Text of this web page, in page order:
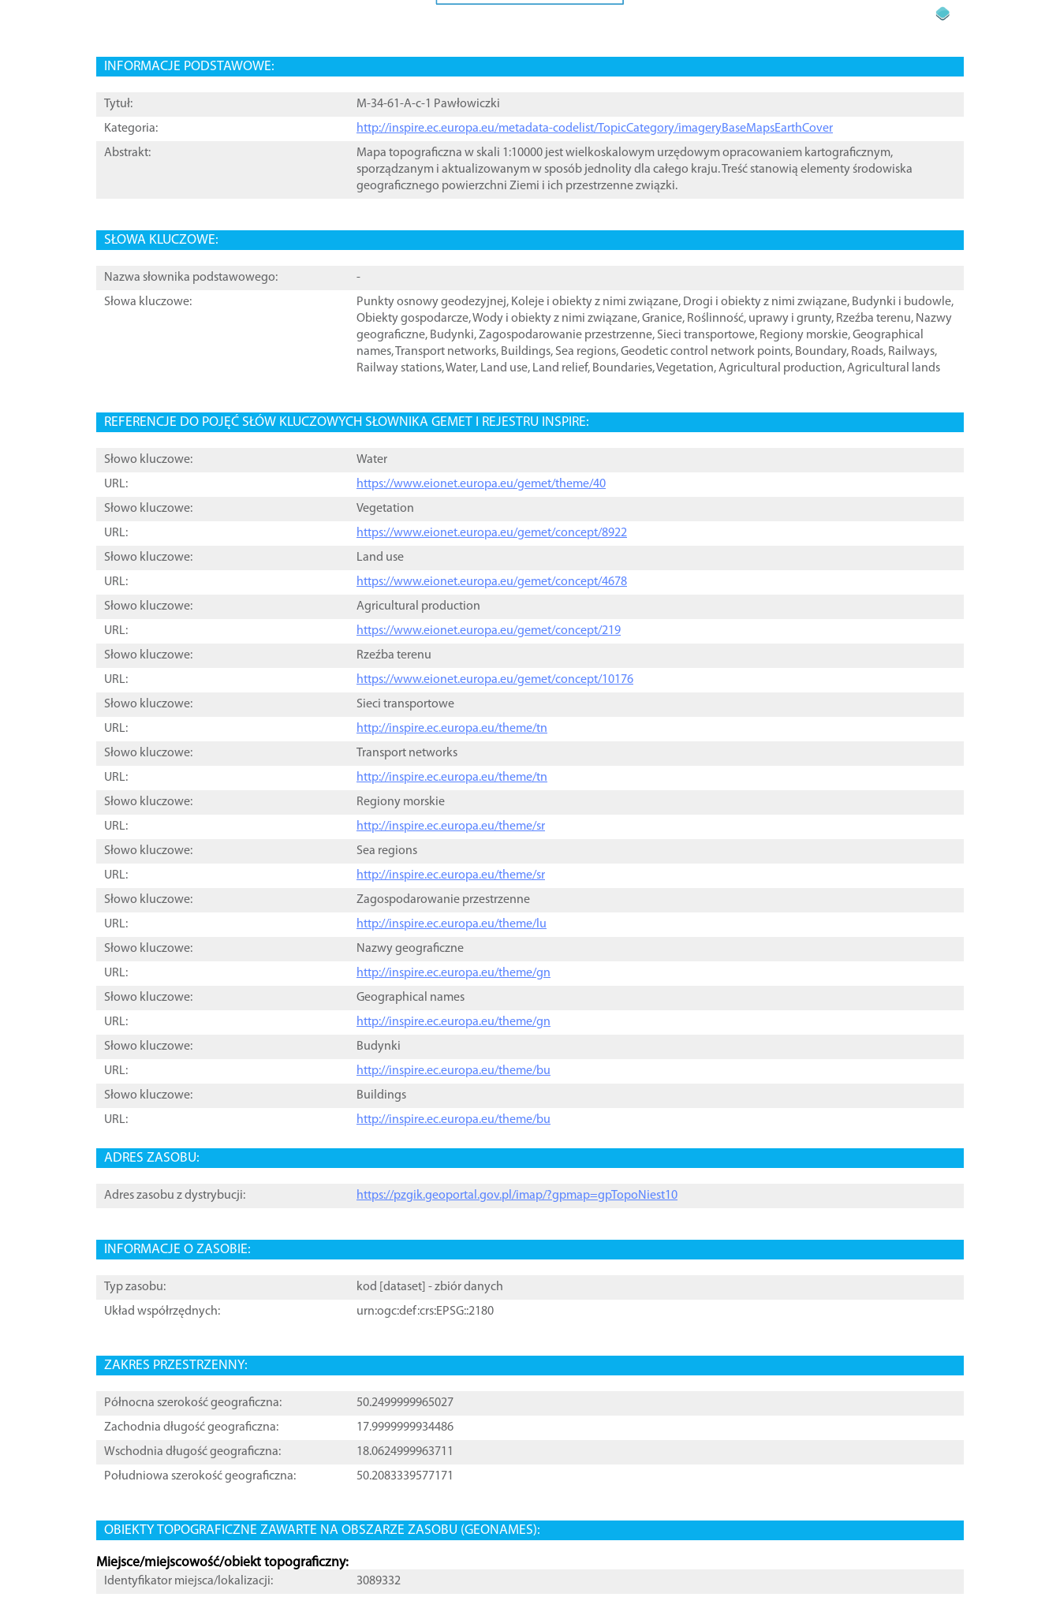
INFORMACJE PODSTAWOWE:
Tytuł:
M-34-61-A-c-1 Pawłowiczki
Kategoria:
http://inspire.ec.europa.eu/metadata-codelist/TopicCategory/imageryBaseMapsEarthCover
Abstrakt:
Mapa topograficzna w skali 1:10000 jest wielkoskalowym urzędowym opracowaniem kartograficznym,
sporządzanym i aktualizowanym w sposób jednolity dla całego kraju. Treść stanowią elementy środowiska
geograficznego powierzchni Ziemi i ich przestrzenne związki.
SŁOWA KLUCZOWE:
Nazwa słownika podstawowego:
-
Słowa kluczowe:
Punkty osnowy geodezyjnej, Koleje i obiekty z nimi związane, Drogi i obiekty z nimi związane, Budynki i budowle,
Obiekty gospodarcze,Wody i obiekty z nimi związane,Granice, Roślinność, uprawy i grunty, Rzeźba terenu, Nazwy
geograficzne, Budynki,Zagospodarowanie przestrzenne, Sieci transportowe, Regiony morskie,Geographical
names,Transport networks, Buildings, Sea regions,Geodetic control network points, Boundary, Roads, Railways,
Railway stations,Water, Land use, Land relief, Boundaries,Vegetation,Agricultural production,Agricultural lands
REFERENCJE DO POJĘĆ SŁÓW KLUCZOWYCH SŁOWNIKA GEMET I REJESTRU INSPIRE:
Słowo kluczowe:
Water
URL:
https://www.eionet.europa.eu/gemet/theme/40
Słowo kluczowe:
Vegetation
URL:
https://www.eionet.europa.eu/gemet/concept/8922
Słowo kluczowe:
Land use
URL:
https://www.eionet.europa.eu/gemet/concept/4678
Słowo kluczowe:
Agricultural production
URL:
https://www.eionet.europa.eu/gemet/concept/219
Słowo kluczowe:
Rzeźba terenu
URL:
https://www.eionet.europa.eu/gemet/concept/10176
Słowo kluczowe:
Sieci transportowe
URL:
http://inspire.ec.europa.eu/theme/tn
Słowo kluczowe:
Transport networks
URL:
http://inspire.ec.europa.eu/theme/tn
Słowo kluczowe:
Regiony morskie
URL:
http://inspire.ec.europa.eu/theme/sr
Słowo kluczowe:
Sea regions
URL:
http://inspire.ec.europa.eu/theme/sr
Słowo kluczowe:
Zagospodarowanie przestrzenne
URL:
http://inspire.ec.europa.eu/theme/lu
Słowo kluczowe:
Nazwy geograficzne
URL:
http://inspire.ec.europa.eu/theme/gn
Słowo kluczowe:
Geographical names
URL:
http://inspire.ec.europa.eu/theme/gn
Słowo kluczowe:
Budynki
URL:
http://inspire.ec.europa.eu/theme/bu
Słowo kluczowe:
Buildings
URL:
http://inspire.ec.europa.eu/theme/bu
ADRES ZASOBU:
Adres zasobu z dystrybucji: https://pzgik.geoportal.gov.pl/imap/?gpmap=gpTopoNiest10
INFORMACJE O ZASOBIE:
Typ zasobu: kod [ dataset ] - zbiór danych
Układ współrzędnych:
urn:ogc:def:crs:EPSG::2180
ZAKRES PRZESTRZENNY:
Północna szerokość geograficzna:
50.2499999965027
Zachodnia długość geograficzna:
17.9999999934486
Wschodnia długość geograficzna:
18.0624999963711
Południowa szerokość geograficzna:
50.2083339577171
OBIEKTY TOPOGRAFICZNE ZAWARTE NA OBSZARZE ZASOBU (GEONAMES):
Miejsce/miejscowość/obiekt topograficzny:
Identyfikator miejsca/lokalizacji:
3089332